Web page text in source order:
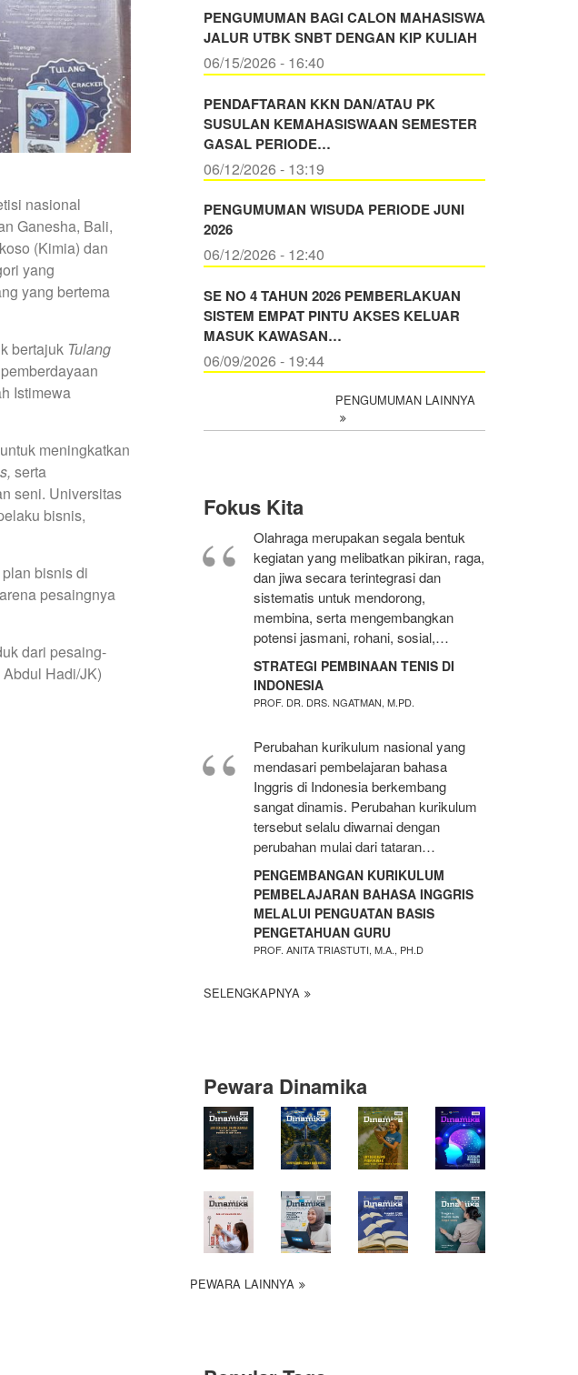
nasional
Ganesha, Bali,
(Kimia) dan
yang
yang bertema
bertajuk Tulang
Istimewa
meningkatkan
serta
seni. Universitas
bisnis,
bisnis di
pesaingnya
dari pesaing-
Hadi/JK)
PENGUMUMAN BAGI CALON MAHASISWA
JALUR UTBK SNBT DENGAN KIP KULIAH
06/15/2026 - 16:40
PENDAFTARAN KKN DAN/ATAU PK
SUSULAN KEMAHASISWAAN SEMESTER
GASAL PERIODE…
06/12/2026 - 13:19
PENGUMUMAN WISUDA PERIODE JUNI
2026
06/12/2026 - 12:40
SE NO 4 TAHUN 2026 PEMBERLAKUAN
SISTEM EMPAT PINTU AKSES KELUAR
MASUK KAWASAN…
06/09/2026 - 19:44
PENGUMUMAN LAINNYA
Fokus Kita
Olahraga merupakan segala bentuk
kegiatan yang melibatkan pikiran, raga,
dan jiwa secara terintegrasi dan
sistematis untuk mendorong,
membina, serta mengembangkan
potensi jasmani, rohani, sosial,…
STRATEGI PEMBINAAN TENIS DI
INDONESIA
PROF. DR. DRS. NGATMAN, M.PD.
Perubahan kurikulum nasional yang
mendasari pembelajaran bahasa
Inggris di Indonesia berkembang
sangat dinamis. Perubahan kurikulum
tersebut selalu diwarnai dengan
perubahan mulai dari tataran…
PENGEMBANGAN KURIKULUM
PEMBELAJARAN BAHASA INGGRIS
MELALUI PENGUATAN BASIS
PENGETAHUAN GURU
PROF. ANITA TRIASTUTI, M.A., PH.D
SELENGKAPNYA
Pewara Dinamika
PEWARA LAINNYA